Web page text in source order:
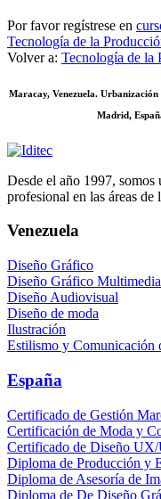
Por favor regístrese en
Tecnología de la
Volver a: Tecnología de la
Maracay, Venezuela.
Madrid,
Desde el año 1997,
profesional en las áreas
Venezuela
Diseño Gráfico
Diseño Gráfico Multimedia
Diseño Audiovisual
Diseño de moda
Ilustración
Estilismo y Comunicación
España
Certificado de Gestión
Certificación de Moda y
Certificado de Diseño
Diploma de Producción y
Diploma de Asesoría de
Diploma de De Diseño